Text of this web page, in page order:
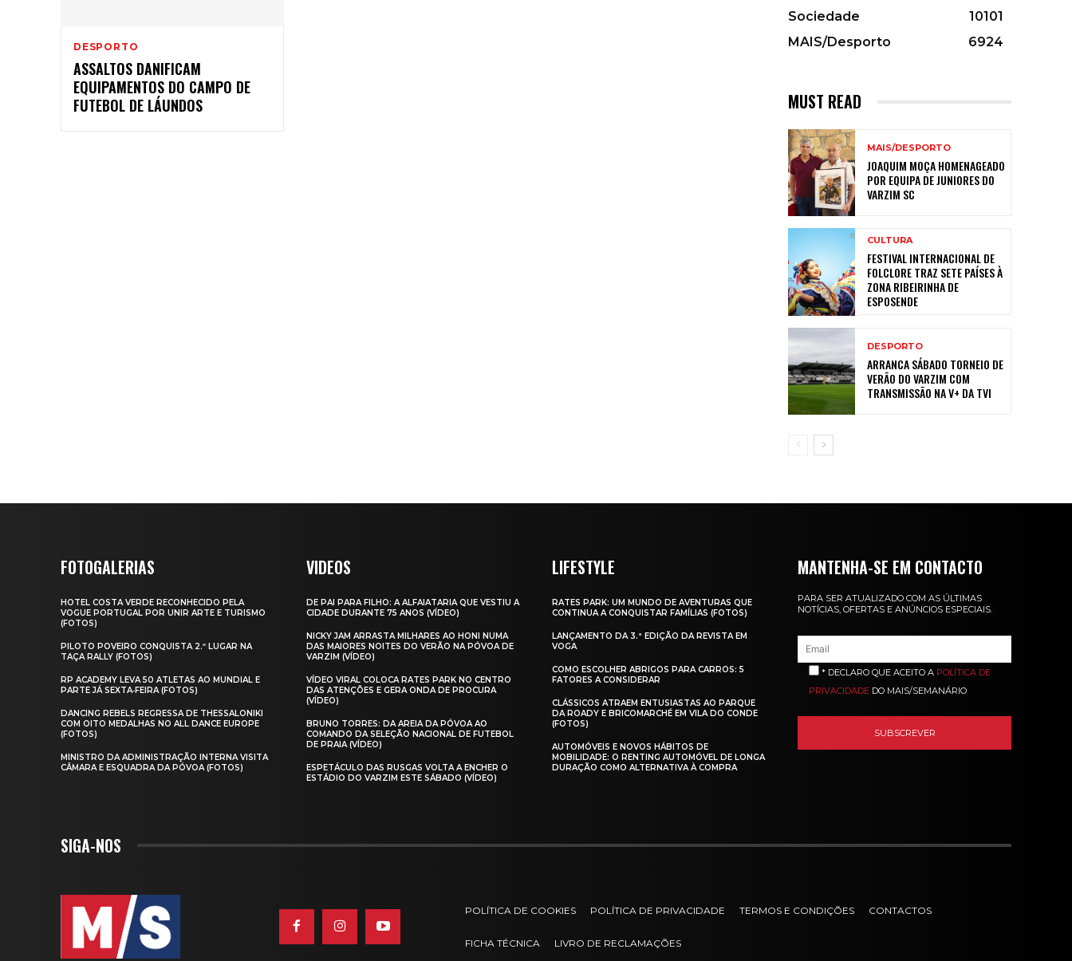
DESPORTO
ASSALTOS DANIFICAM
EQUIPAMENTOS DO CAMPO DE
FUTEBOL DE LÁUNDOS
Sociedade
10101
MAIS/Desporto
6924
MUST READ
MAIS/DESPORTO
JOAQUIM MOÇA HOMENAGEADO
POR EQUIPA DE JUNIORES DO
VARZIM SC
CULTURA
FESTIVAL INTERNACIONAL DE
FOLCLORE TRAZ SETE PAÍSES À
ZONA RIBEIRINHA DE
ESPOSENDE
DESPORTO
ARRANCA SÁBADO TORNEIO DE
VERÃO DO VARZIM COM
TRANSMISSÃO NA V+ DA TVI
FOTOGALERIAS
HOTEL COSTA VERDE RECONHECIDO PELA
VOGUE PORTUGAL POR UNIR ARTE E TURISMO
(FOTOS)
PILOTO POVEIRO CONQUISTA 2.º LUGAR NA
TAÇA RALLY (FOTOS)
RP ACADEMY LEVA 50 ATLETAS AO MUNDIAL E
PARTE JÁ SEXTA‑FEIRA (FOTOS)
DANCING REBELS REGRESSA DE THESSALONIKI
COM OITO MEDALHAS NO ALL DANCE EUROPE
(FOTOS)
MINISTRO DA ADMINISTRAÇÃO INTERNA VISITA
CÂMARA E ESQUADRA DA PÓVOA (FOTOS)
VIDEOS
DE PAI PARA FILHO: A ALFAIATARIA QUE VESTIU A
CIDADE DURANTE 75 ANOS (VÍDEO)
NICKY JAM ARRASTA MILHARES AO HONI NUMA
DAS MAIORES NOITES DO VERÃO NA PÓVOA DE
VARZIM (VÍDEO)
VÍDEO VIRAL COLOCA RATES PARK NO CENTRO
DAS ATENÇÕES E GERA ONDA DE PROCURA
(VÍDEO)
BRUNO TORRES: DA AREIA DA PÓVOA AO
COMANDO DA SELEÇÃO NACIONAL DE FUTEBOL
DE PRAIA (VÍDEO)
ESPETÁCULO DAS RUSGAS VOLTA A ENCHER O
ESTÁDIO DO VARZIM ESTE SÁBADO (VÍDEO)
LIFESTYLE
RATES PARK: UM MUNDO DE AVENTURAS QUE
CONTINUA A CONQUISTAR FAMÍLIAS (FOTOS)
LANÇAMENTO DA 3.ª EDIÇÃO DA REVISTA EM
VOGA
COMO ESCOLHER ABRIGOS PARA CARROS: 5
FATORES A CONSIDERAR
CLÁSSICOS ATRAEM ENTUSIASTAS AO PARQUE
DA ROADY E BRICOMARCHÉ EM VILA DO CONDE
(FOTOS)
AUTOMÓVEIS E NOVOS HÁBITOS DE
MOBILIDADE: O RENTING AUTOMÓVEL DE LONGA
DURAÇÃO COMO ALTERNATIVA À COMPRA
MANTENHA-SE EM CONTACTO
PARA SER ATUALIZADO COM AS ÚLTIMAS
NOTÍCIAS, OFERTAS E ANÚNCIOS ESPECIAIS.
* DECLARO QUE ACEITO A POLÍTICA DE
PRIVACIDADE DO MAIS/SEMANÁRIO
SIGA-NOS
POLÍTICA DE COOKIES POLÍTICA DE PRIVACIDADE TERMOS E CONDIÇÕES CONTACTOS
FICHA TÉCNICA LIVRO DE RECLAMAÇÕES